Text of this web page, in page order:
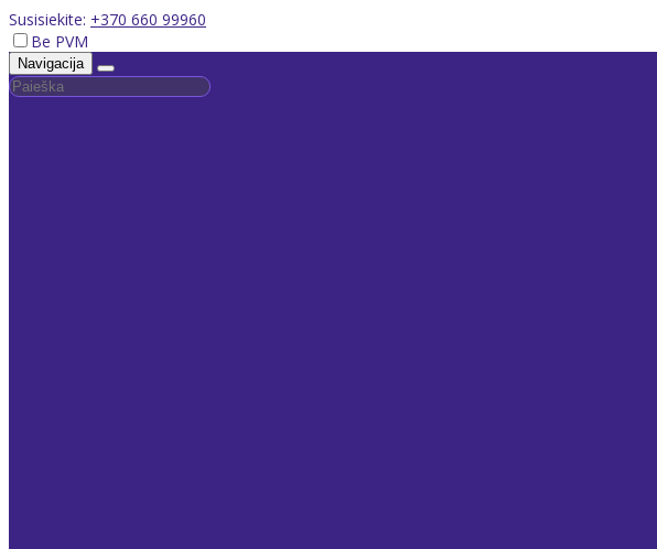
Susisiekite: +370 660 99960
Be PVM
Navigacija